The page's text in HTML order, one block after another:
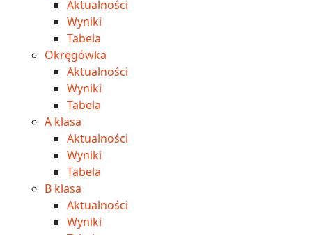
Aktualności
Wyniki
Tabela
Okręgówka
Aktualności
Wyniki
Tabela
A klasa
Aktualności
Wyniki
Tabela
B klasa
Aktualności
Wyniki